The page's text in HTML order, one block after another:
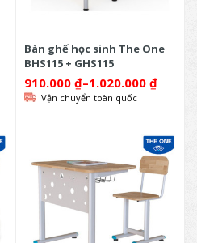
Bàn ghế học sinh The One
BHS115 + GHS115
910.000 ₫–1.020.000 ₫
Vận chuyển toàn quốc